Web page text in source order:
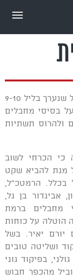
היה מבצע צבאי של צה"ל שנערך בליל 9-10
על בסיסי מחבלים
ולהרוס תשתיות
כי הכרחי לשוב
מנת להביא שקט
בכלל. הרמטכ"ל,
אביגדור בן גל,
מחבלים ברמת
הוטלה על כוחות
יאיר. בשל
ושליטה טובים
בפיקוד גוני
מהכפר חבוש